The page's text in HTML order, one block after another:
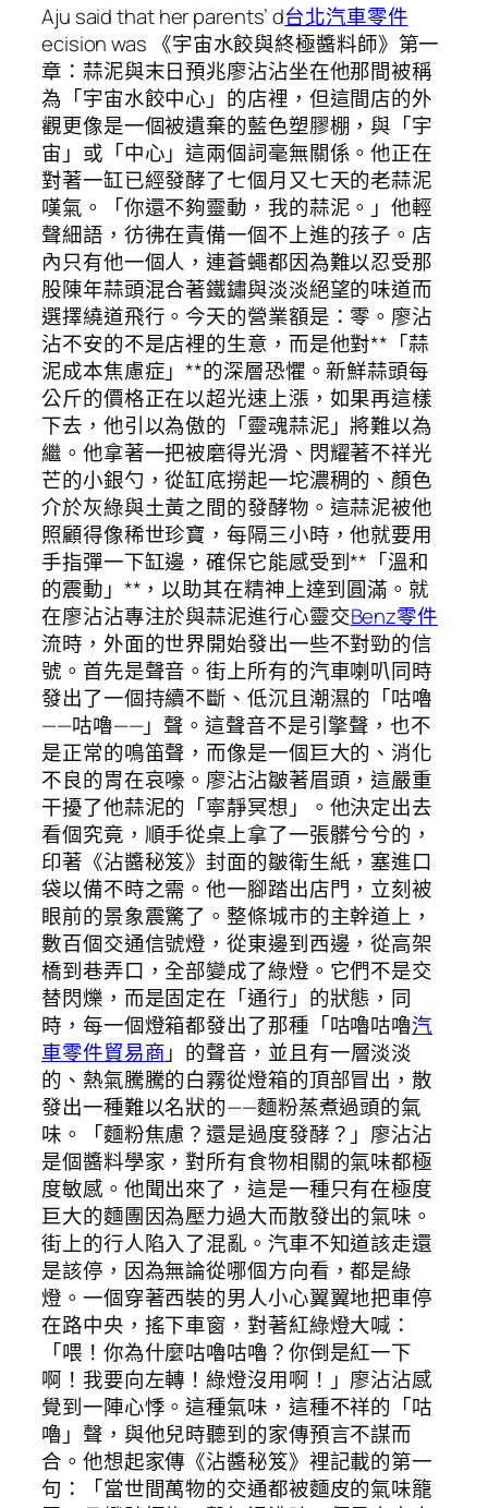
Aju said that her parents’ d台北汽車零件
ecision was 《宇宙水餃與終極醬料師》第一
章：蒜泥與末日預兆廖沾沾坐在他那間被稱
為「宇宙水餃中心」的店裡，但這間店的外
觀更像是一個被遺棄的藍色塑膠棚，與「宇
宙」或「中心」這兩個詞毫無關係。他正在
對著一缸已經發酵了七個月又七天的老蒜泥
嘆氣。「你還不夠靈動，我的蒜泥。」他輕
聲細語，彷彿在責備一個不上進的孩子。店
內只有他一個人，連蒼蠅都因為難以忍受那
股陳年蒜頭混合著鐵鏽與淡淡絕望的味道而
選擇繞道飛行。今天的營業額是：零。廖沾
沾不安的不是店裡的生意，而是他對**「蒜
泥成本焦慮症」**的深層恐懼。新鮮蒜頭每
公斤的價格正在以超光速上漲，如果再這樣
下去，他引以為傲的「靈魂蒜泥」將難以為
繼。他拿著一把被磨得光滑、閃耀著不祥光
芒的小銀勺，從缸底撈起一坨濃稠的、顏色
介於灰綠與土黃之間的發酵物。這蒜泥被他
照顧得像稀世珍寶，每隔三小時，他就要用
手指彈一下缸邊，確保它能感受到**「溫和
的震動」**，以助其在精神上達到圓滿。就
在廖沾沾專注於與蒜泥進行心靈交Benz零件
流時，外面的世界開始發出一些不對勁的信
號。首先是聲音。街上所有的汽車喇叭同時
發出了一個持續不斷、低沉且潮濕的「咕嚕
——咕嚕——」聲。這聲音不是引擎聲，也不
是正常的鳴笛聲，而像是一個巨大的、消化
不良的胃在哀嚎。廖沾沾皺著眉頭，這嚴重
干擾了他蒜泥的「寧靜冥想」。他決定出去
看個究竟，順手從桌上拿了一張髒兮兮的，
印著《沾醬秘笈》封面的皺衛生紙，塞進口
袋以備不時之需。他一腳踏出店門，立刻被
眼前的景象震驚了。整條城市的主幹道上，
數百個交通信號燈，從東邊到西邊，從高架
橋到巷弄口，全部變成了綠燈。它們不是交
替閃爍，而是固定在「通行」的狀態，同
時，每一個燈箱都發出了那種「咕嚕咕嚕汽
車零件貿易商」的聲音，並且有一層淡淡
的、熱氣騰騰的白霧從燈箱的頂部冒出，散
發出一種難以名狀的——麵粉蒸煮過頭的氣
味。「麵粉焦慮？還是過度發酵？」廖沾沾
是個醬料學家，對所有食物相關的氣味都極
度敏感。他聞出來了，這是一種只有在極度
巨大的麵團因為壓力過大而散發出的氣味。
街上的行人陷入了混亂。汽車不知道該走還
是該停，因為無論從哪個方向看，都是綠
燈。一個穿著西裝的男人小心翼翼地把車停
在路中央，搖下車窗，對著紅綠燈大喊：
「喂！你為什麼咕嚕咕嚕？你倒是紅一下
啊！我要向左轉！綠燈沒用啊！」廖沾沾感
覺到一陣心悸。這種氣味，這種不祥的「咕
嚕」聲，與他兒時聽到的家傳預言不謀而
合。他想起家傳《沾醬秘笈》裡記載的第一
句：「當世間萬物的交通都被麵皮的氣味籠